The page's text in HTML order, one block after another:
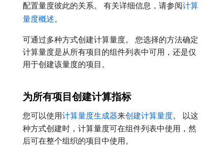
配置量度彼此的关系。 有关详细信息，请参阅计算
量度概述。
可通过多种方式创建计算量度。 您选择的方法确定
计算量度是从所有项目的组件列表中可用，还是仅
用于创建该量度的项目。
为所有项目创建计算指标
您可以使用计算量度生成器来创建计算量度。 以这
种方式创建时，计算量度可在组件列表中使用，然
后可在整个组织的项目中使用。